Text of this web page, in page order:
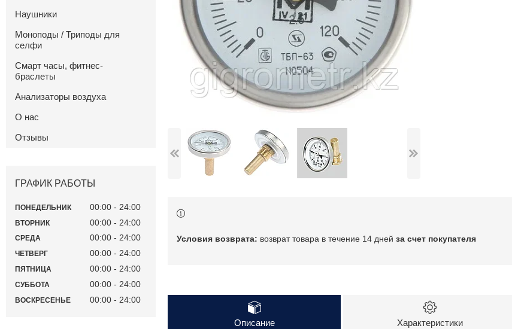
возврат товара в течение 14 дней за счет покупателя
Описание Характеристики
Наушники
Моноподы / Триподы для
селфи
Смарт часы, фитнес-
браслеты
Анализаторы воздуха
О нас
Отзывы
ГРАФИК РАБОТЫ
ПОНЕДЕЛЬНИК 00:00 24:00
ВТОРНИК 00:00 24:00
СРЕДА 00:00 24:00
ЧЕТВЕРГ 00:00 24:00
ПЯТНИЦА 00:00 24:00
СУББОТА 00:00 24:00
ВОСКРЕСЕНЬЕ 00:00 24:00